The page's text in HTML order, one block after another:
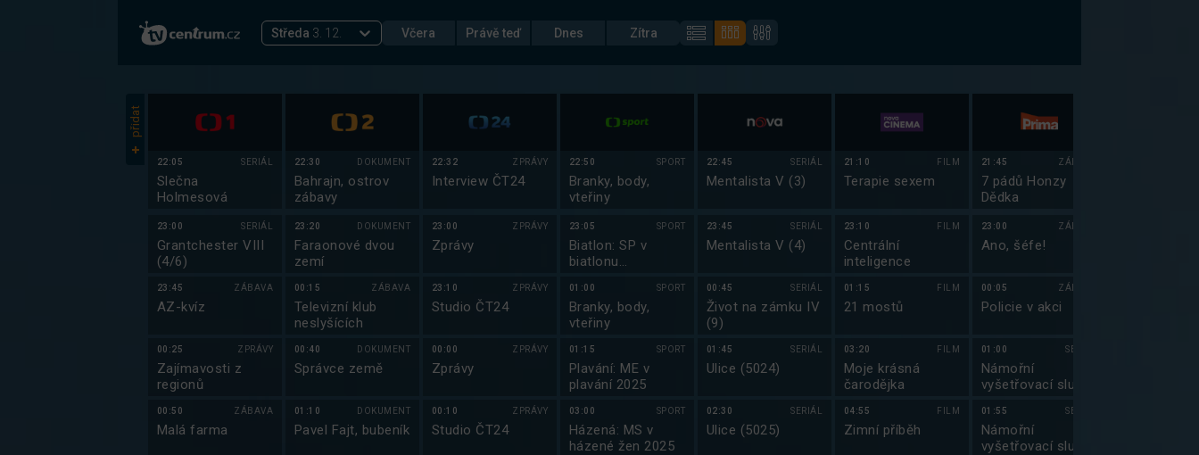
Středa 3. 12. Včera Právě teď Dnes Zítra
přidat
22:05 SERIÁL
Slečna
Holmesová
23:00 SERIÁL
Grantchester VIII
(4/6)
23:45 ZÁBAVA
AZ-kvíz
00:25 ZPRÁVY
Zajímavosti z
regionů
00:50 ZÁBAVA
Malá farma
22:30 DOKUMENT
Bahrajn, ostrov
zábavy
23:20 DOKUMENT
Faraonové dvou
zemí
00:15 ZÁBAVA
Televizní klub
neslyšících
00:40 DOKUMENT
Správce země
01:10 DOKUMENT
Pavel Fajt, bubeník
22:32 ZPRÁVY
Interview ČT24
23:00 ZPRÁVY
Zprávy
23:10 ZPRÁVY
Studio ČT24
00:00 ZPRÁVY
Zprávy
00:10 ZPRÁVY
Studio ČT24
22:50 SPORT
Branky, body,
vteřiny
23:05 SPORT
Biatlon: SP v
biatlonu
01:00 SPORT
Branky, body,
vteřiny
01:15 SPORT
Plavání: ME v
plavání 2025
03:00 SPORT
Házená: MS v
házené žen 2025
22:45 SERIÁL
Mentalista V (3)
23:45 SERIÁL
Mentalista V (4)
00:45 SERIÁL
Život na zámku IV
(9)
01:45 SERIÁL
Ulice (5024)
02:30 SERIÁL
Ulice (5025)
21:10 FILM
Terapie sexem
23:10 FILM
Centrální
inteligence
01:15 FILM
21 mostů
03:20 FILM
Moje krásná
čarodějka
04:55 FILM
Zimní příběh
21:45 ZÁBAVA
7 pádů Honzy
Dědka
23:00 ZÁBAVA
Ano, šéfe!
00:05 ZÁBAVA
Policie v akci
01:00 SERIÁL
Námořní
vyšetřovací služba
01:55 SERIÁL
Námořní
vyšetřovací služba